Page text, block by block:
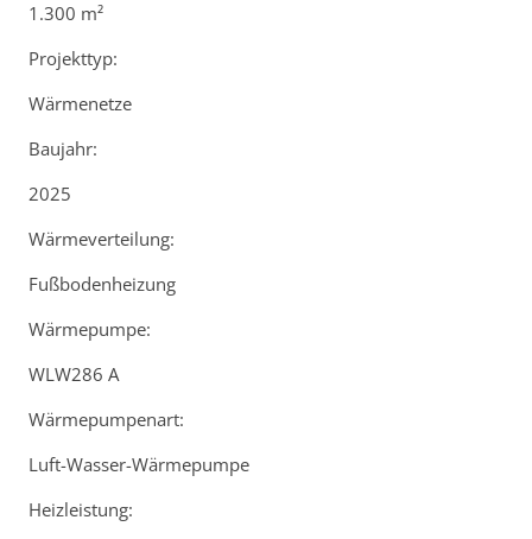
1.300 m²
Projekttyp:
Wärmenetze
Baujahr:
2025
Wärmeverteilung:
Fußbodenheizung
Wärmepumpe:
WLW286 A
Wärmepumpenart:
Luft-Wasser-Wärmepumpe
Heizleistung: